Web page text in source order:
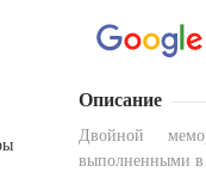
Описание
Двойной
выполненными в